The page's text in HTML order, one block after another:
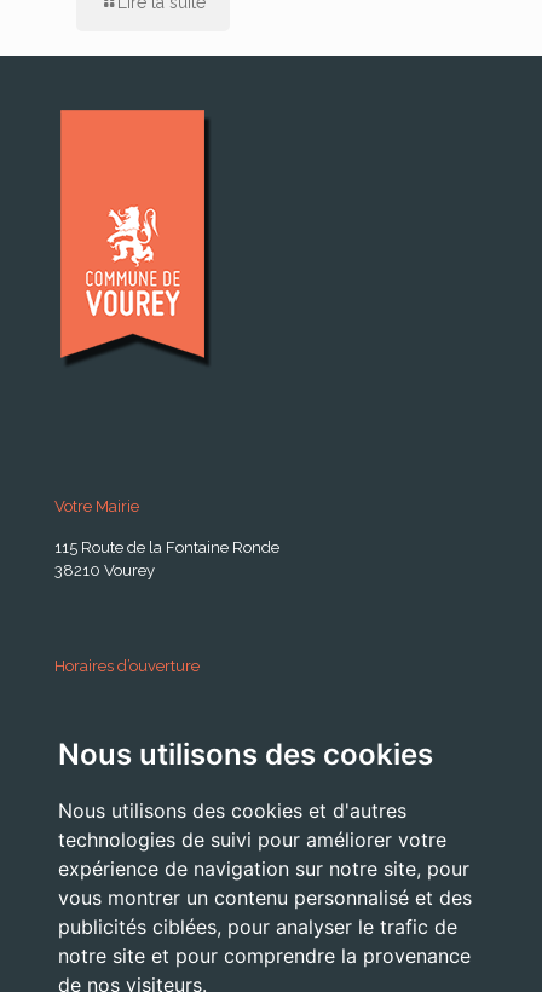
Nous utilisons des cookies
Nous utilisons des cookies et d'autres
technologies de suivi pour améliorer votre
expérience de navigation sur notre site, pour
vous montrer un contenu personnalisé et des
publicités ciblées, pour analyser le trafic de
notre site et pour comprendre la provenance
de nos visiteurs.
Votre Mairie
115 Route de la Fontaine Ronde
38210 Vourey
Horaires d’ouverture
Lundi . Mardi : 10h 12h /16h 18h30
Jeudi . Vendredi : 13h30 / 17h
Nous Contacter
accueil@commune-vourey.fr